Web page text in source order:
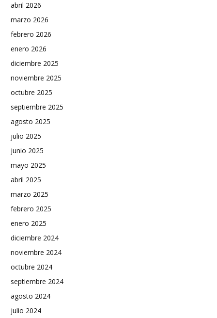
abril 2026
marzo 2026
febrero 2026
enero 2026
diciembre 2025
noviembre 2025
octubre 2025
septiembre 2025
agosto 2025
julio 2025
junio 2025
mayo 2025
abril 2025
marzo 2025
febrero 2025
enero 2025
diciembre 2024
noviembre 2024
octubre 2024
septiembre 2024
agosto 2024
julio 2024